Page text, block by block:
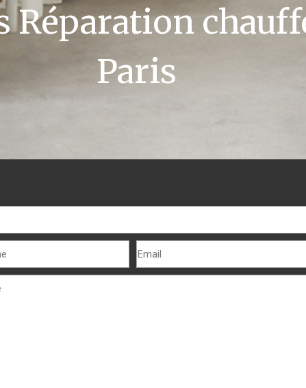
Réparation
Paris